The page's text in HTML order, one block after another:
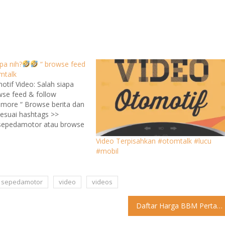
nih?
“ browse feed
Video: Salah siapa
feed & follow
“ Browse berita dan
hashtags >>
atau browse
reel/C2PgNy7Ln1m/Video Terpisahkan #otomtalk #lucu
#mobil
sepedamotor video videos
Daftar Harga BBM Pertamina-Shell 1 Februari 2023, Ada yang Naik